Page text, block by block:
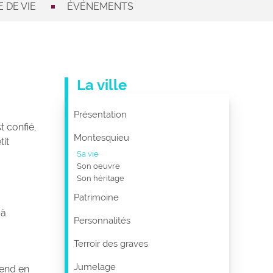
DE VIE ÉVÉNEMENTS
confié,
en
La ville
Présentation
Montesquieu
Sa vie
Son oeuvre
Son héritage
Patrimoine
Personnalités
Terroir des graves
Jumelage